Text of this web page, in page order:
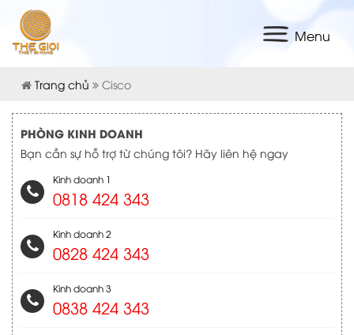
Menu
Trang chủ Cisco
PHÒNG KINH DOANH
Bạn cần sự hỗ trợ từ chúng tôi? Hãy liên hệ ngay
Kinh doanh 1
0818 424 343
Kinh doanh 2
0828 424 343
Kinh doanh 3
0838 424 343